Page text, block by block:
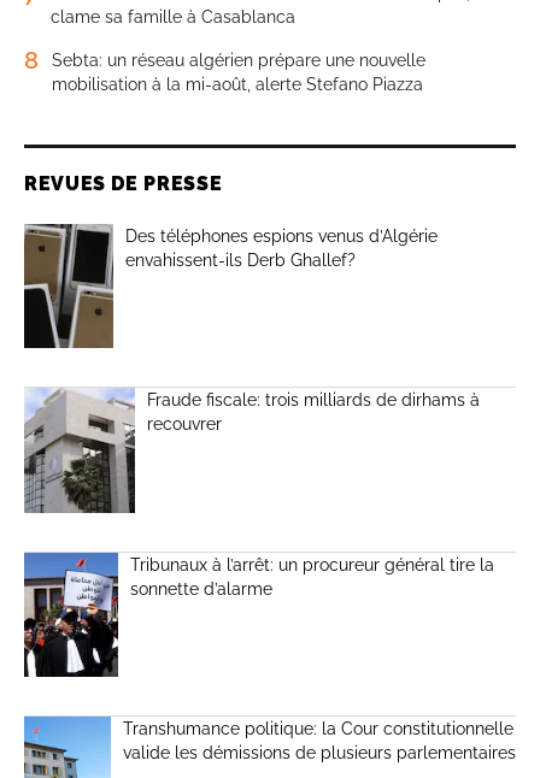
clame sa famille à Casablanca
8
Sebta: un réseau algérien prépare une nouvelle
mobilisation à la mi-août, alerte Stefano Piazza
REVUES DE PRESSE
Des téléphones espions venus d’Algérie
envahissent-ils Derb Ghallef?
Fraude fiscale: trois milliards de dirhams à
recouvrer
Tribunaux à l’arrêt: un procureur général tire la
sonnette d’alarme
Transhumance politique: la Cour constitutionnelle
valide les démissions de plusieurs parlementaires